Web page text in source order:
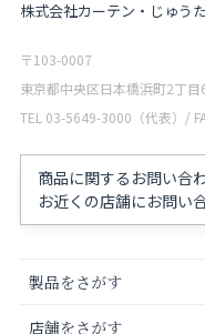
株式会社カーテン・じゅう
〒103-0007
東京都中央区日本橋浜町2丁
TEL 03-5649-3000（代表）/
商品に関するお問い合わ
お近くの店舗にお問い
製品をさがす
店舗をさがす